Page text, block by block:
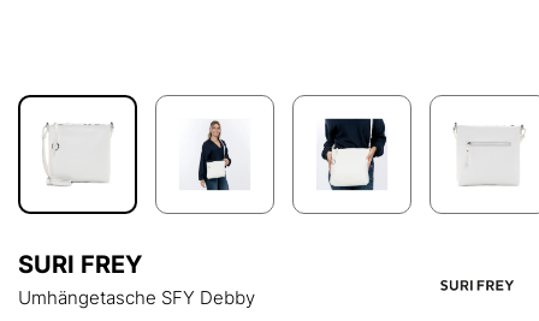
SURI FREY
Umhängetasche SFY Debby